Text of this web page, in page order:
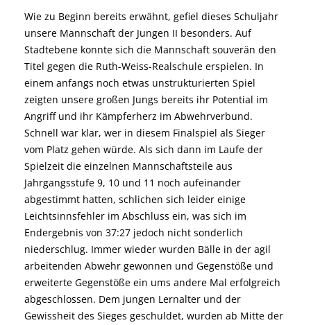
Wie zu Beginn bereits erwähnt, gefiel dieses Schuljahr
unsere Mannschaft der Jungen II besonders. Auf
Stadtebene konnte sich die Mannschaft souverän den
Titel gegen die Ruth-Weiss-Realschule erspielen. In
einem anfangs noch etwas unstrukturierten Spiel
zeigten unsere großen Jungs bereits ihr Potential im
Angriff und ihr Kämpferherz im Abwehrverbund.
Schnell war klar, wer in diesem Finalspiel als Sieger
vom Platz gehen würde. Als sich dann im Laufe der
Spielzeit die einzelnen Mannschaftsteile aus
Jahrgangsstufe 9, 10 und 11 noch aufeinander
abgestimmt hatten, schlichen sich leider einige
Leichtsinnsfehler im Abschluss ein, was sich im
Endergebnis von 37:27 jedoch nicht sonderlich
niederschlug. Immer wieder wurden Bälle in der agil
arbeitenden Abwehr gewonnen und Gegenstöße und
erweiterte Gegenstöße ein ums andere Mal erfolgreich
abgeschlossen. Dem jungen Lernalter und der
Gewissheit des Sieges geschuldet, wurden ab Mitte der